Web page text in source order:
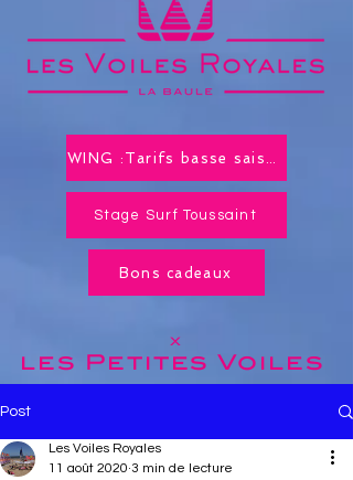
Stage Surf Toussaint
Bons cadeaux
x
les Petites Voiles
Post
Les Voiles Royales
11 août 2020 3 min de lecture